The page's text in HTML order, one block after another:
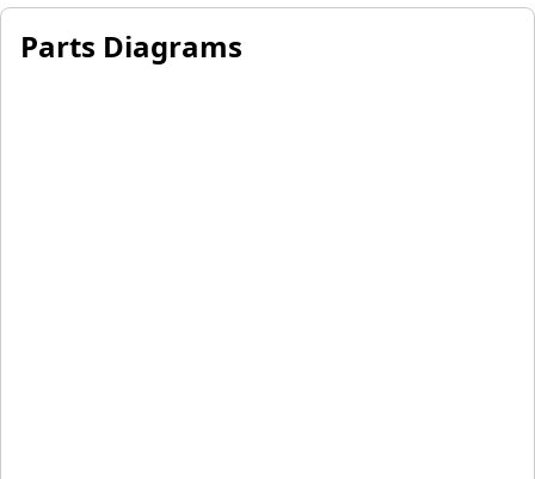
Parts Diagrams